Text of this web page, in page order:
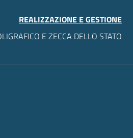
REALIZZAZIONE E GESTIONE
E ZECCA DELLO STATO